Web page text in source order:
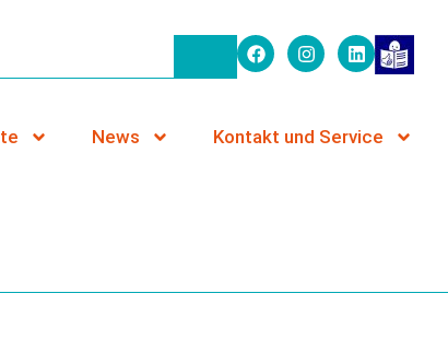
News Kontakt und Service